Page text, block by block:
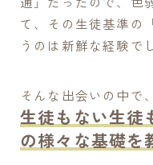
て、その生徒基準の
うのは新鮮な経験で
そんな出会いの中で、
生徒もない生徒
の様々な基礎を